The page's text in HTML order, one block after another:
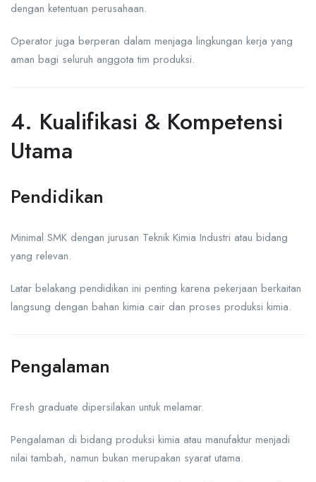
dengan ketentuan perusahaan.
Operator juga berperan dalam menjaga lingkungan kerja yang
aman bagi seluruh anggota tim produksi.
4. Kualifikasi & Kompetensi
Utama
Pendidikan
Minimal SMK dengan jurusan Teknik Kimia Industri atau bidang
yang relevan.
Latar belakang pendidikan ini penting karena pekerjaan berkaitan
langsung dengan bahan kimia cair dan proses produksi kimia.
Pengalaman
Fresh graduate dipersilakan untuk melamar.
Pengalaman di bidang produksi kimia atau manufaktur menjadi
nilai tambah, namun bukan merupakan syarat utama.